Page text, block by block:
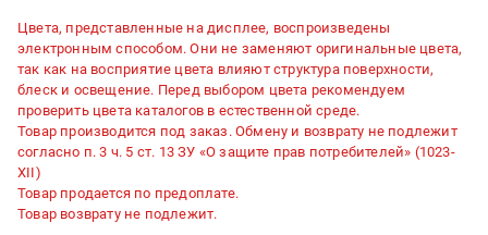
Цвета, представленные на дисплее, воспроизведены
электронным способом. Они не заменяют оригинальные цвета,
так как на восприятие цвета влияют структура поверхности,
блеск и освещение. Перед выбором цвета рекомендуем
проверить цвета каталогов в естественной среде.
Товар производится под заказ. Обмену и возврату не подлежит
согласно п. 3 ч. 5 ст. 13 ЗУ «О защите прав потребителей» (1023-
XII)
Товар продается по предоплате.
Товар возврату не подлежит.